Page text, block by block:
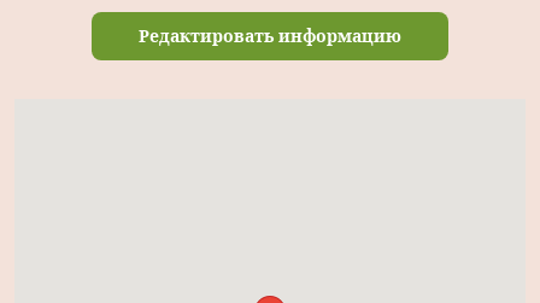
Редактировать информацию